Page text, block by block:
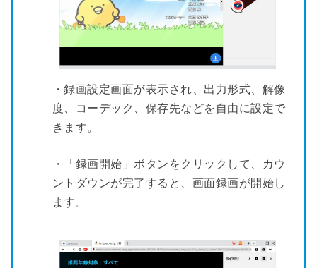
・録画設定画面が表示され、出力形式、解像
度、コーデック、保存先などを自由に設定で
きます。
・「録画開始」ボタンをクリックして、カウ
ントダウンが完了すると、画面録画が開始し
ます。